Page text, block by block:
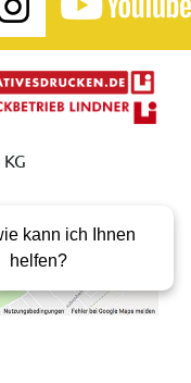
kann ich Ihnen
helfen?